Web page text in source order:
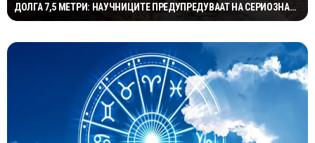
ДОЛГА 7,5 МЕТРИ: НАУЧНИЦИТЕ ПРЕДУПРЕДУВААТ НА СЕРИОЗНА
ЗАКАНА ЗА ЕКОСИСТЕМОТ